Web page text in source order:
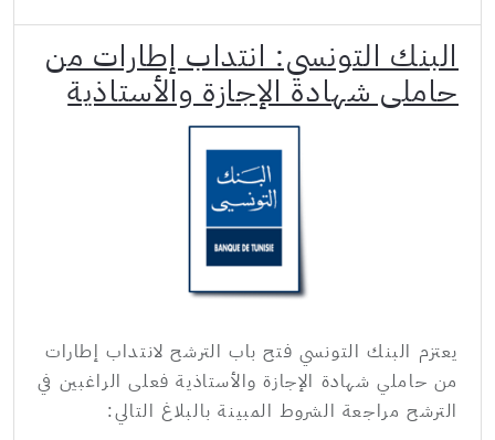
البنك التونسي: انتداب إطارات من
حاملي شهادة الإجازة والأستاذية
يعتزم البنك التونسي فتح باب الترشح لانتداب إطارات
من حاملي شهادة الإجازة والأستاذية فعلى الراغبين في
الترشح مراجعة الشروط المبينة بالبلاغ التالي: